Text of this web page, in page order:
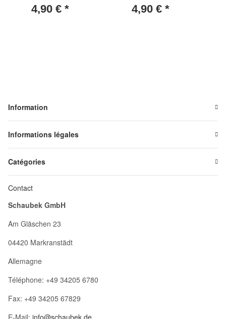
4,90 € * 4,90 € *
Information
Informations légales
Catégories
Contact
Schaubek GmbH
Am Gläschen 23
04420 Markranstädt
Allemagne
Téléphone: +49 34205 6780
Fax: +49 34205 67829